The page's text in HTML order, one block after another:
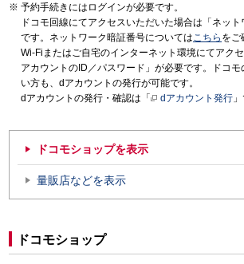
予約手続きにはログインが必要です。
ドコモ回線にてアクセスいただいた場合は「ネッ
です。ネットワーク暗証番号についてはこちら をご
Wi-Fiまたはご自宅のインターネット環境にてアク
アカウントのID／パスワード」が必要です。ドコ
い方も、dアカウントの発行が可能です。
dアカウントの発行・確認は「
dアカウント発行
ドコモショップを表示
量販店などを表示
ドコモショップ